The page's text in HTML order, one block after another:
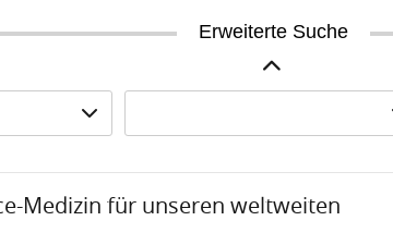
Erweiterte Suche
Medizin für unseren weltweiten